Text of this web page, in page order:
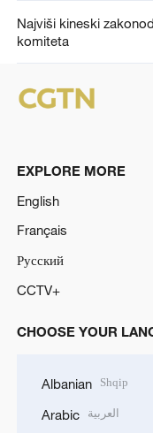
Najviši kineski
komiteta
EXPLORE MORE
English
Français
Русский
CCTV+
CHOOSE YOUR
Albanian Shqip
Arabic العربية